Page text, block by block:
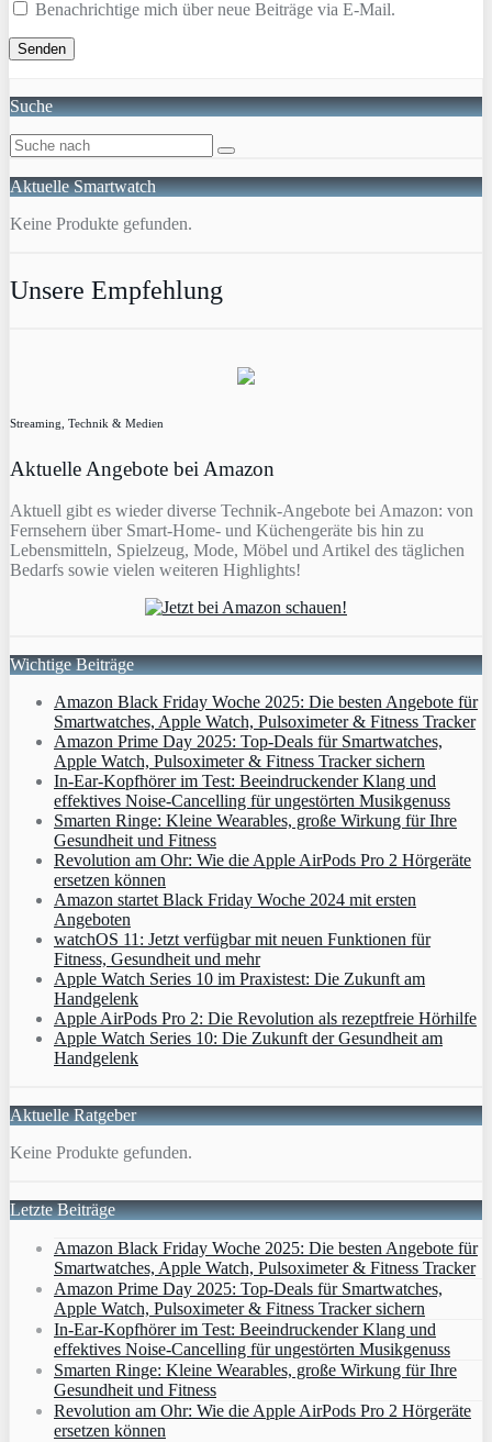
Benachrichtige mich über neue Beiträge via E-Mail.
Suche
Aktuelle Smartwatch
Keine Produkte gefunden.
Unsere Empfehlung
Streaming, Technik & Medien
Aktuelle Angebote bei Amazon
Aktuell gibt es wieder diverse Technik-Angebote bei Amazon: von
Fernsehern über Smart-Home- und Küchengeräte bis hin zu
Lebensmitteln, Spielzeug, Mode, Möbel und Artikel des täglichen
Bedarfs sowie vielen weiteren Highlights!
Wichtige Beiträge
Amazon Black Friday Woche 2025: Die besten Angebote für
Smartwatches, Apple Watch, Pulsoximeter & Fitness Tracker
Amazon Prime Day 2025: Top-Deals für Smartwatches,
Apple Watch, Pulsoximeter & Fitness Tracker sichern
In-Ear-Kopfhörer im Test: Beeindruckender Klang und
effektives Noise-Cancelling für ungestörten Musikgenuss
Smarten Ringe: Kleine Wearables, große Wirkung für Ihre
Gesundheit und Fitness
Revolution am Ohr: Wie die Apple AirPods Pro 2 Hörgeräte
ersetzen können
Amazon startet Black Friday Woche 2024 mit ersten
Angeboten
watchOS 11: Jetzt verfügbar mit neuen Funktionen für
Fitness, Gesundheit und mehr
Apple Watch Series 10 im Praxistest: Die Zukunft am
Handgelenk
Apple AirPods Pro 2: Die Revolution als rezeptfreie Hörhilfe
Apple Watch Series 10: Die Zukunft der Gesundheit am
Handgelenk
Aktuelle Ratgeber
Keine Produkte gefunden.
Letzte Beiträge
Amazon Black Friday Woche 2025: Die besten Angebote für
Smartwatches, Apple Watch, Pulsoximeter & Fitness Tracker
Amazon Prime Day 2025: Top-Deals für Smartwatches,
Apple Watch, Pulsoximeter & Fitness Tracker sichern
In-Ear-Kopfhörer im Test: Beeindruckender Klang und
effektives Noise-Cancelling für ungestörten Musikgenuss
Smarten Ringe: Kleine Wearables, große Wirkung für Ihre
Gesundheit und Fitness
Revolution am Ohr: Wie die Apple AirPods Pro 2 Hörgeräte
ersetzen können